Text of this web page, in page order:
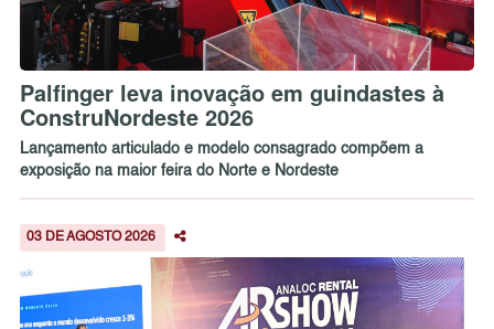
Palfinger leva inovação em guindastes à
ConstruNordeste 2026
Lançamento articulado e modelo consagrado compõem a
exposição na maior feira do Norte e Nordeste
03 DE AGOSTO 2026